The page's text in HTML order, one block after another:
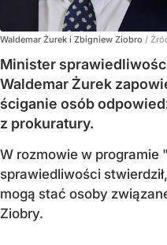
Waldemar Żurek i Zbigniew Ziobro /
Minister
Waldemar Żurek
ściganie osób
z prokuratury.
W rozmowie w programie
sprawiedliwości
mogą stać osoby
Ziobry.